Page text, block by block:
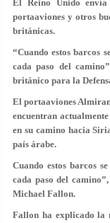
El Reino Unido
portaaviones y otros
británicas.
“Cuando estos barcos
cada paso del
británico para la
El portaaviones
encuentran
en su camino hacia
país árabe.
Cuando estos barcos
cada paso del
Michael Fallon.
Fallon ha explicado la